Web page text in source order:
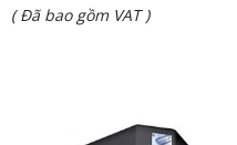
là:
Giá
( Đã bao gồm VAT )